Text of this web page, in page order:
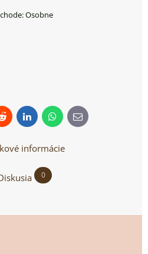
Osobne
Reddit LinkedInWhatsApp
E-
mail
informácie
0